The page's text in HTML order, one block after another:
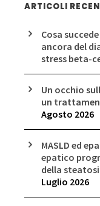
ARTICOLI
Cosa
ancora del
stress beta-
Un occhio
un
Agosto 2026
MASLD ed
epatico
della
Luglio 2026